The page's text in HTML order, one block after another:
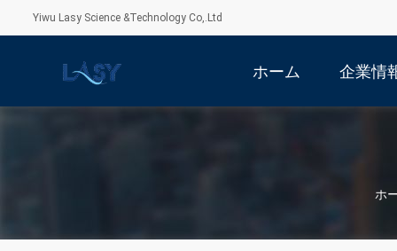
Yiwu Lasy Science &Technology Co,.Ltd
ホーム 企業情
ホ